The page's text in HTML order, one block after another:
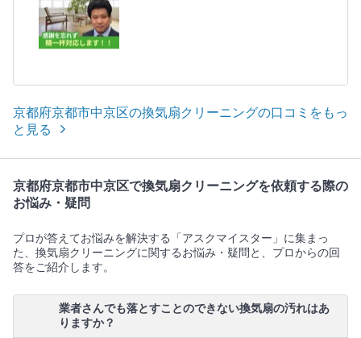
京都府京都市中京区の換気扇クリーニングの口コミをもっ
と見る
京都府京都市中京区で換気扇クリーニングを依頼する際の
お悩み・疑問
プロが答えてお悩みを解決する「アスクマイスター」に集まっ
た、換気扇クリーニングに関するお悩み・疑問と、プロからの回
答をご紹介します。
業者さんでも落とすことのできない換気扇の汚れはあ
りますか？